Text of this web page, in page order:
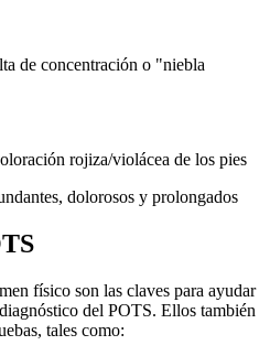
de concentración o "niebla
rojiza/violácea de los pies
dolorosos y prolongados
físico son las claves para ayudar
del POTS. Ellos también
tales como: